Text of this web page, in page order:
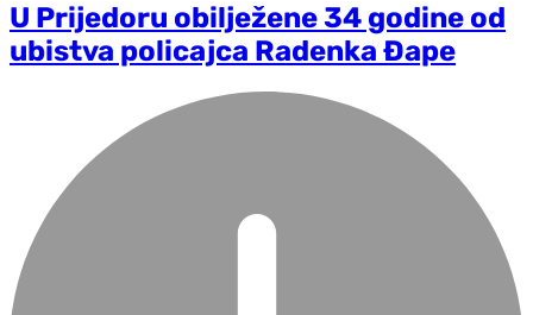
U Prijedoru obilježene 34 godine od
ubistva policajca Radenka Đape